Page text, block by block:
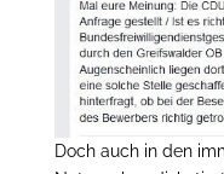
Doch auch in den